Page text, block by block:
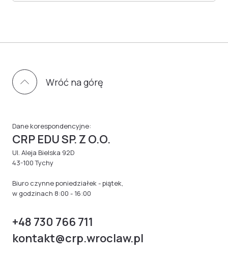
Wróć na górę
Dane korespondencyjne:
CRP EDU SP. Z O.O.
Ul. Aleja Bielska 92D
43-100 Tychy
Biuro czynne poniedziałek - piątek,
w godzinach 8:00 - 16:00
+48 730 766 711
kontakt@crp.wroclaw.pl